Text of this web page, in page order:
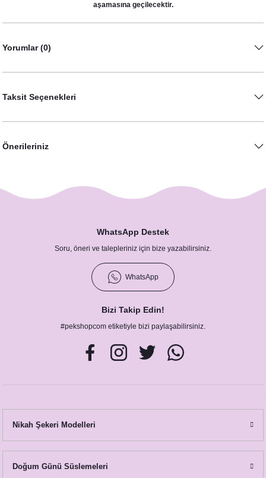
aşamasına geçilecektir.
Yorumlar (0)
Taksit Seçenekleri
Önerileriniz
WhatsApp Destek
Soru, öneri ve talepleriniz için bize yazabilirsiniz.
WhatsApp
Bizi Takip Edin!
#pekshopcom etiketiyle bizi paylaşabilirsiniz.
Nikah Şekeri Modelleri
Doğum Günü Süslemeleri